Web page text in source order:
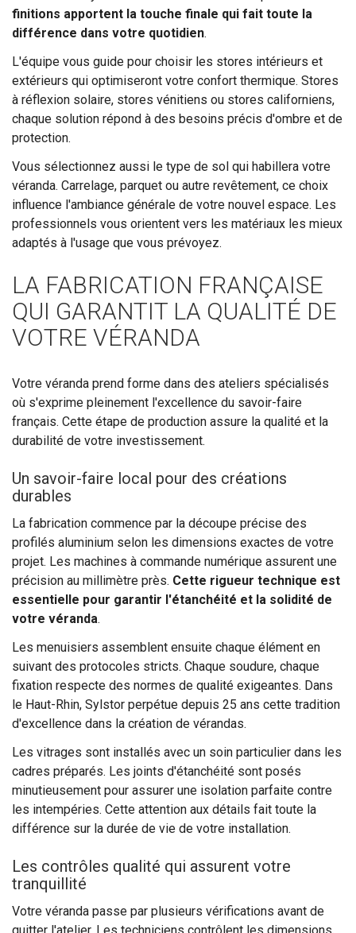
finitions apportent la touche finale qui fait toute la
différence dans votre quotidien.
L'équipe vous guide pour choisir les stores intérieurs et
extérieurs qui optimiseront votre confort thermique. Stores
à réflexion solaire, stores vénitiens ou stores californiens,
chaque solution répond à des besoins précis d'ombre et de
protection.
Vous sélectionnez aussi le type de sol qui habillera votre
véranda. Carrelage, parquet ou autre revêtement, ce choix
influence l'ambiance générale de votre nouvel espace. Les
professionnels vous orientent vers les matériaux les mieux
adaptés à l'usage que vous prévoyez.
LA FABRICATION FRANÇAISE
QUI GARANTIT LA QUALITÉ DE
VOTRE VÉRANDA
Votre véranda prend forme dans des ateliers spécialisés
où s'exprime pleinement l'excellence du savoir-faire
français. Cette étape de production assure la qualité et la
durabilité de votre investissement.
Un savoir-faire local pour des créations
durables
La fabrication commence par la découpe précise des
profilés aluminium selon les dimensions exactes de votre
projet. Les machines à commande numérique assurent une
précision au millimètre près. Cette rigueur technique est
essentielle pour garantir l'étanchéité et la solidité de
votre véranda.
Les menuisiers assemblent ensuite chaque élément en
suivant des protocoles stricts. Chaque soudure, chaque
fixation respecte des normes de qualité exigeantes. Dans
le Haut-Rhin, Sylstor perpétue depuis 25 ans cette tradition
d'excellence dans la création de vérandas.
Les vitrages sont installés avec un soin particulier dans les
cadres préparés. Les joints d'étanchéité sont posés
minutieusement pour assurer une isolation parfaite contre
les intempéries. Cette attention aux détails fait toute la
différence sur la durée de vie de votre installation.
Les contrôles qualité qui assurent votre
tranquillité
Votre véranda passe par plusieurs vérifications avant de